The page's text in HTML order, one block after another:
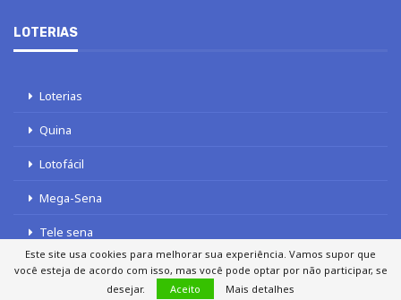
LOTERIAS
Loterias
Quina
Lotofácil
Mega-Sena
Tele sena
Este site usa cookies para melhorar sua experiência. Vamos supor que
você esteja de acordo com isso, mas você pode optar por não participar, se
desejar.
Aceito Mais detalhes